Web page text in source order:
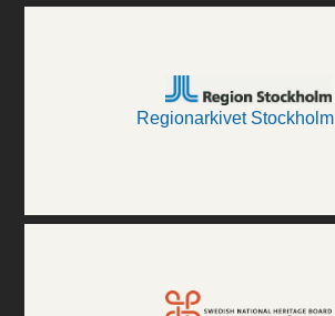
Regionarkivet Stockholm